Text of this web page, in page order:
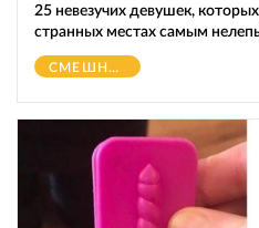
25 невезучих девушек,
странных местах самым
СМЕШНОЕ